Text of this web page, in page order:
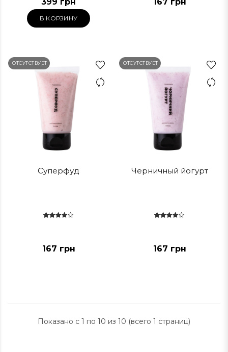
В КОРЗИНУ
ОТСУТСТВУЕТ
Суперфуд
167 грн
ОТСУТСТВУЕТ
Черничный йогурт
167 грн
Показано с 1 по 10 из 10 (всего 1 страниц)